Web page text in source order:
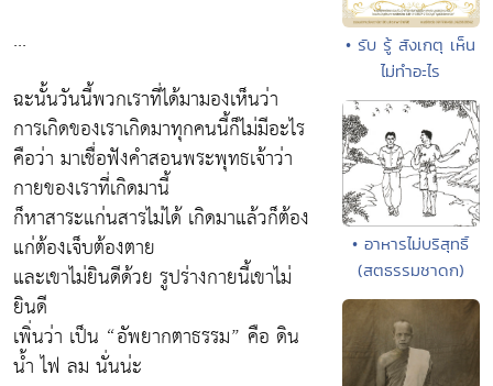
...
ฉะนั้นวันนี้พวกเราที่ได้มามองเห็นว่า
การเกิดของเราเกิดมาทุกคนนี้ก็ไม่มีอะไร
คือว่า มาเชื่อฟังคำสอนพระพุทธเจ้าว่า
กายของเราที่เกิดมานี้
ก็หาสาระแก่นสารไม่ได้ เกิดมาแล้วก็ต้อง
แก่ต้องเจ็บต้องตาย
และเขาไม่ยินดีด้วย รูปร่างกายนี้เขาไม่
ยินดี
เพิ่นว่า เป็น “อัพยากตาธรรม” คือ ดิน
น้ำ ไฟ ลม นั่นน่ะ
• รับ รู้ สังเกตุ เห็น
ไม่ทำอะไร
• อาหารไม่บริสุทธิ์
(สตธรรมชาดก)